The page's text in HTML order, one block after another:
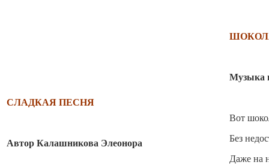
СЛАДКАЯ ПЕСНЯ
Автор Калашникова Элеонора
Музыка
Вот
Без
Даже на